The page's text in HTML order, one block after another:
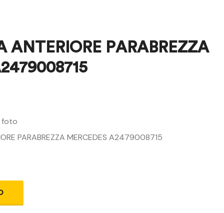
ANTERIORE PARABREZZA
foto
PARABREZZA MERCEDES A2479008715